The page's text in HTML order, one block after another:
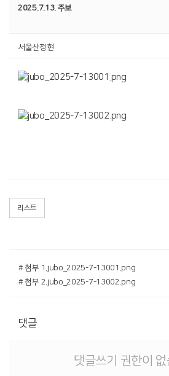
2025.7.13. 주보
서울산정현
리스트
# 첨부 1.jubo_2025-7-13001.png
# 첨부 2.jubo_2025-7-13002.png
댓글
댓글쓰기 권한이 없